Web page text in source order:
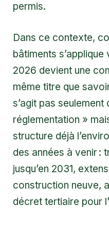
permis.
Dans ce contexte,
bâtiments
2026 devient une
même titre que
s’agit pas
réglementation »
structure déjà
des années à venir :
jusqu’en 2031,
construction neuve,
décret tertiaire pour